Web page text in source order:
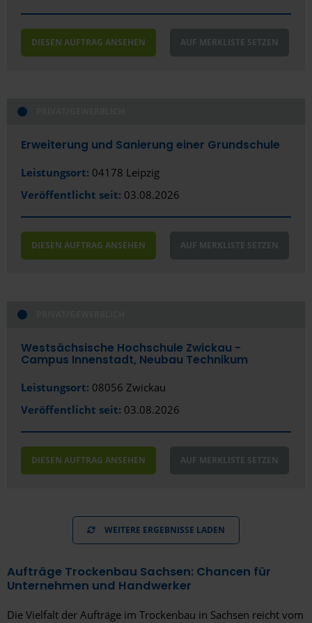
DIESEN AUFTRAG ANSEHEN AUF MERKLISTE SETZEN
Erweiterung und Sanierung einer Grundschule
Leistungsort: 04178 Leipzig
Veröffentlicht seit: 03.08.2026
DIESEN AUFTRAG ANSEHEN AUF MERKLISTE SETZEN
Westsächsische Hochschule Zwickau -
Campus Innenstadt, Neubau Technikum
Leistungsort: 08056 Zwickau
Veröffentlicht seit: 03.08.2026
DIESEN AUFTRAG ANSEHEN AUF MERKLISTE SETZEN
WEITERE ERGEBNISSE LADEN
Aufträge Trockenbau Sachsen: Chancen für
Unternehmen und Handwerker
Die Vielfalt der Aufträge im Trockenbau in Sachsen reicht vom